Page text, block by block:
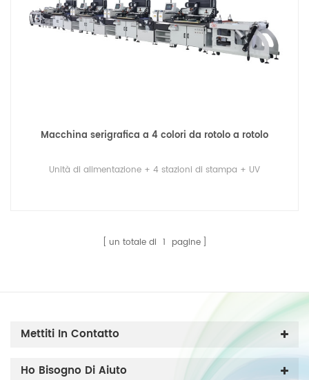
Macchina serigrafica a 4 colori da rotolo a rotolo
Unità di alimentazione + 4 stazioni di stampa + UV
un totale di 1 pagine
Mettiti In Contatto
Ho Bisogno Di Aiuto